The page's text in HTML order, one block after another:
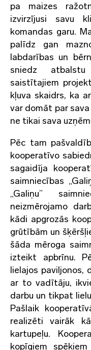
pa maizes
izvirzījusi savu
komandas garu.
palīdz gan
labdarības un
sniedz
saistītajiem
kļuva skaidrs, ka
var domāt par
ne tikai sava
Pēc tam
kooperatīvo
sagaidīja
saimniecības
„Galiņu”
neizmērojamo
kādi apgrozās
grūtībām un
šāda mēroga
izteikt apbrīnu.
lielajos paviljonos,
ar to vadītāju,
darbu un tikpat
Pašlaik
realizēti vairāk
kartupeļu.
kopīgiem